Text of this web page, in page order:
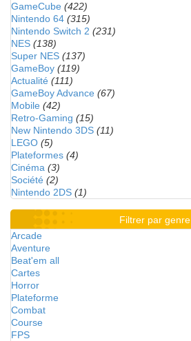
GameCube (422)
Nintendo 64 (315)
Nintendo Switch 2 (231)
NES (138)
Super NES (137)
GameBoy (119)
Actualité (111)
GameBoy Advance (67)
Mobile (42)
Retro-Gaming (15)
New Nintendo 3DS (11)
LEGO (5)
Plateformes (4)
Cinéma (3)
Société (2)
Nintendo 2DS (1)
Filtrer par genre
Arcade
Aventure
Beat'em all
Cartes
Horror
Plateforme
Combat
Course
FPS